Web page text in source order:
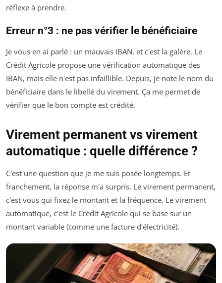
réflexe à prendre.
Erreur n°3 : ne pas vérifier le bénéficiaire
Je vous en ai parlé : un mauvais IBAN, et c'est la galère. Le
Crédit Agricole propose une vérification automatique des
IBAN, mais elle n'est pas infaillible. Depuis, je note le nom du
bénéficiaire dans le libellé du virement. Ça me permet de
vérifier que le bon compte est crédité.
Virement permanent vs virement
automatique : quelle différence ?
C'est une question que je me suis posée longtemps. Et
franchement, la réponse m'a surpris. Le virement permanent,
c'est vous qui fixez le montant et la fréquence. Le virement
automatique, c'est le Crédit Agricole qui se base sur un
montant variable (comme une facture d'électricité).